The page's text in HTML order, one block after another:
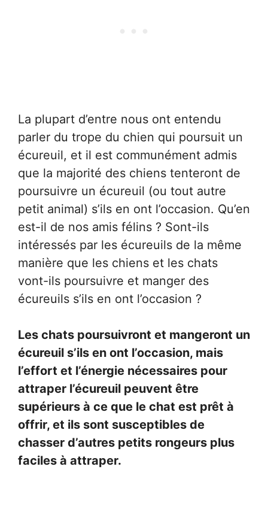
La plupart d’entre nous ont entendu
parler du trope du chien qui poursuit un
écureuil, et il est communément admis
que la majorité des chiens tenteront de
poursuivre un écureuil (ou tout autre
petit animal) s’ils en ont l’occasion. Qu’en
est-il de nos amis félins ? Sont-ils
intéressés par les écureuils de la même
manière que les chiens et les chats
vont-ils poursuivre et manger des
écureuils s’ils en ont l’occasion ?
Les chats poursuivront et mangeront un
écureuil s’ils en ont l’occasion, mais
l’effort et l’énergie nécessaires pour
attraper l’écureuil peuvent être
supérieurs à ce que le chat est prêt à
offrir, et ils sont susceptibles de
chasser d’autres petits rongeurs plus
faciles à attraper.